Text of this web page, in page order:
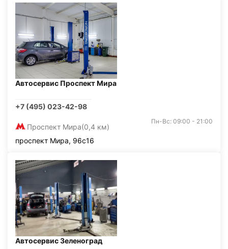
Автосервис Проспект Мира
+7 (495) 023-42-98
Проспект Мира(0,4 км)
Пн-Вс: 09:00 - 21:00
проспект Мира, 96с16
Автосервис Зеленоград